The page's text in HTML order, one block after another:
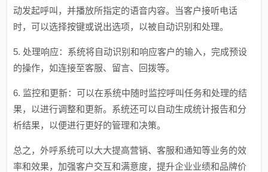
动发起呼叫，并播放所指定的语音内容。当客户接听电话
时，可以选择按键或说出选项，以被自动识别和处理。
5. 处理响应：系统将自动识别和响应客户的输入，完成预设
的操作，如连接至客服、留言、回拨等。
6. 监控和更新：可以在系统中随时监控呼叫任务和处理的结
果，以进行调整和更新。系统还可以自动生成统计报告和分
析结果，以便进行更好的管理和决策。
总之，外呼系统可以大大提高营销、客服和通知等业务的效
率和效果，加强客户交互和满意度，提升企业业绩和品牌价